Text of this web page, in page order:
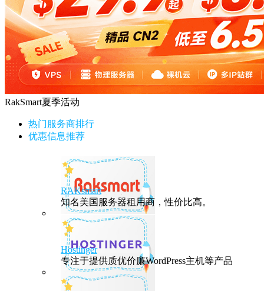
RakSmart夏季活动
热门服务商排行
优惠信息推荐
RAKsmart
知名美国服务器租用商，性价比高。
Hostinger
专注于提供质优价廉WordPress主机等产品